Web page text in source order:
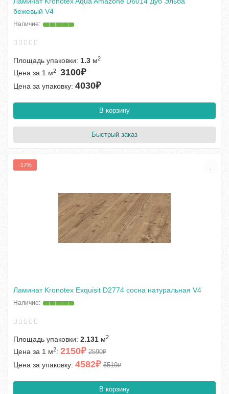
бежевый V4
Площадь упаковки: 1.3 м2
Цена за 1 м2: 3100₽
Цена за упаковку: 4030₽
В корзину
Быстрый заказ
-17%
Ламинат Kronotex Exquisit D2774 сосна натуральная V4
Площадь упаковки: 2.131 м2
Цена за 1 м2: 2150₽ 2590₽
Цена за упаковку: 4582₽ 5519₽
В корзину